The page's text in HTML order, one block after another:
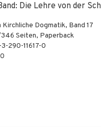
Die Lehre von der
Kirchliche Dogmatik, Band 17
Seiten, Paperback
290-11617-0